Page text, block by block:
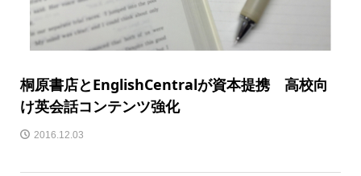
桐原書店とEnglishCentralが資本提携 高校向
け英会話コンテンツ強化
2016.12.03